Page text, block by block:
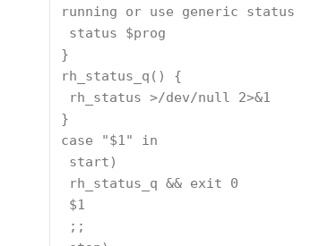
running or use generic status
status $prog
}
rh_status_q() {
rh_status >/dev/null 2>&1
}
case "$1" in
start)
rh_status_q && exit 0
$1
;;